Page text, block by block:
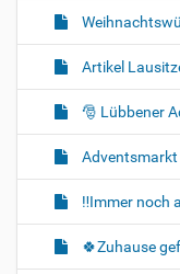
Artikel
🎅 Lübbener
Adventsmarkt
‼️Immer noch
🍀Zuhause